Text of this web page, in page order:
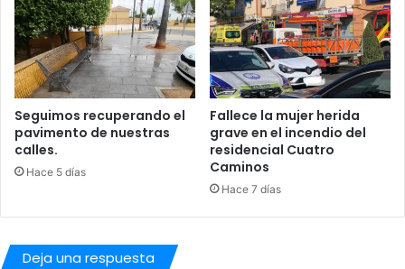
A
N
N
A
L
C
A
L
Á
Seguimos recuperando el
pavimento de nuestras
calles.
Hace 5 días
Fallece la mujer herida
grave en el incendio del
residencial Cuatro
Caminos
Hace 7 días
Deja una respuesta